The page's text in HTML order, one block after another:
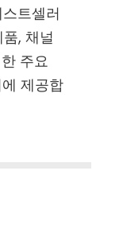
트셀러
, 채널
주요
제공합